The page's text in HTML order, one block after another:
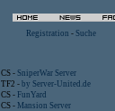
Registration - Suche
CS - SniperWar Server
TF2 - by Server-United.de
CS - FunYard
CS - Mansion Server